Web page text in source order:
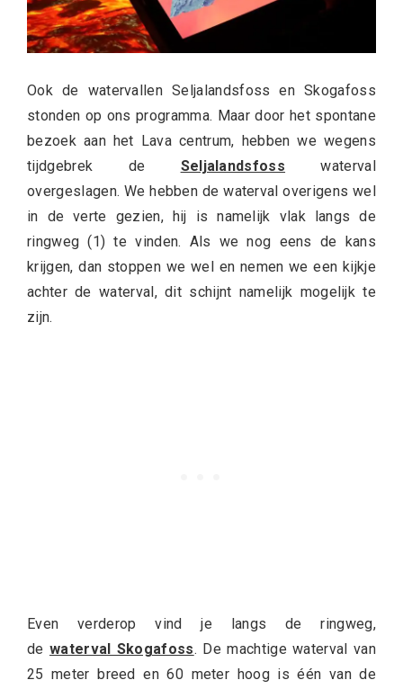
Ook de watervallen Seljalandsfoss en Skogafoss
stonden op ons programma. Maar door het spontane
bezoek aan het Lava centrum, hebben we wegens
tijdgebrek de Seljalandsfoss waterval
overgeslagen. We hebben de waterval overigens wel
in de verte gezien, hij is namelijk vlak langs de
ringweg (1) te vinden. Als we nog eens de kans
krijgen, dan stoppen we wel en nemen we een kijkje
achter de waterval, dit schijnt namelijk mogelijk te
zijn.
Even verderop vind je langs de ringweg,
de waterval Skogafoss. De machtige waterval van
25 meter breed en 60 meter hoog is één van de